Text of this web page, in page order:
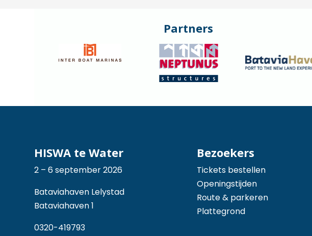
Partners
HISWA te Water
2 – 6 september 2026
Bataviahaven Lelystad
Bataviahaven 1
0320-419793
Bezoekers
Tickets bestellen
Openingstijden
Route & parkeren
Plattegrond